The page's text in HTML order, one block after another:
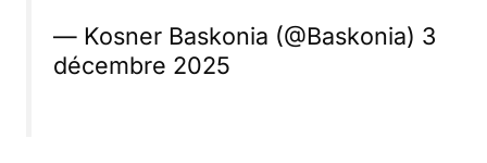
— Kosner Baskonia (@Baskonia) 3
décembre 2025